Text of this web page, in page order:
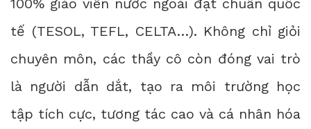
100% giáo viên nước ngoài đạt chuẩn quốc
tế (TESOL, TEFL, CELTA…). Không chỉ giỏi
chuyên môn, các thầy cô còn đóng vai trò
là người dẫn dắt, tạo ra môi trường học
tập tích cực, tương tác cao và cá nhân hóa